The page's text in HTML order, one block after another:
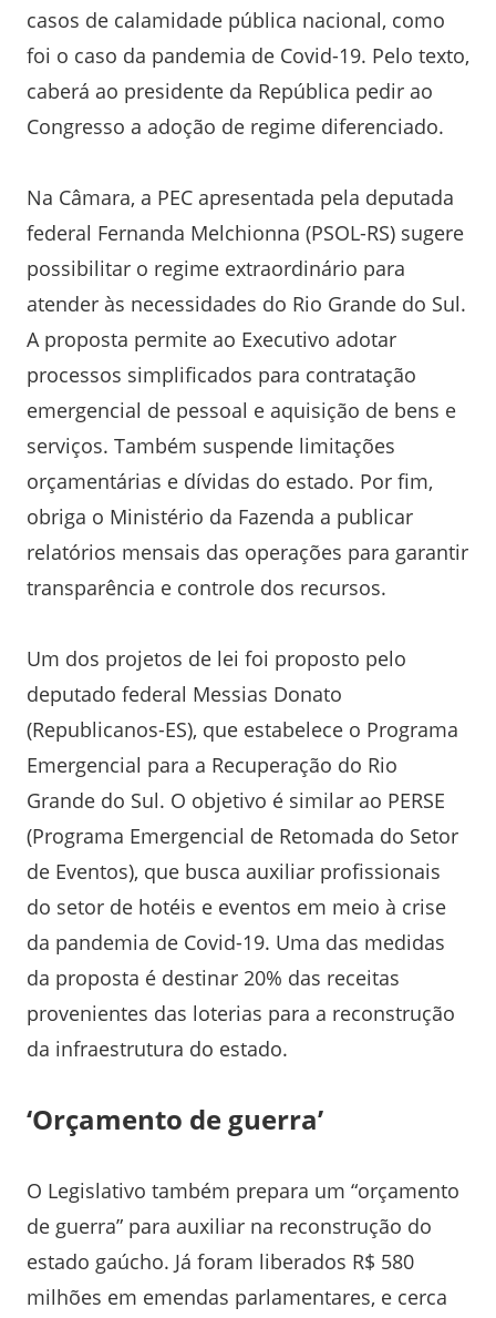
casos de calamidade pública nacional, como
foi o caso da pandemia de Covid-19. Pelo texto,
caberá ao presidente da República pedir ao
Congresso a adoção de regime diferenciado.
Na Câmara, a PEC apresentada pela deputada
federal Fernanda Melchionna (PSOL-RS) sugere
possibilitar o regime extraordinário para
atender às necessidades do Rio Grande do Sul.
A proposta permite ao Executivo adotar
processos simplificados para contratação
emergencial de pessoal e aquisição de bens e
serviços. Também suspende limitações
orçamentárias e dívidas do estado. Por fim,
obriga o Ministério da Fazenda a publicar
relatórios mensais das operações para garantir
transparência e controle dos recursos.
Um dos projetos de lei foi proposto pelo
deputado federal Messias Donato
(Republicanos-ES), que estabelece o Programa
Emergencial para a Recuperação do Rio
Grande do Sul. O objetivo é similar ao PERSE
(Programa Emergencial de Retomada do Setor
de Eventos), que busca auxiliar profissionais
do setor de hotéis e eventos em meio à crise
da pandemia de Covid-19. Uma das medidas
da proposta é destinar 20% das receitas
provenientes das loterias para a reconstrução
da infraestrutura do estado.
‘Orçamento de guerra’
O Legislativo também prepara um “orçamento
de guerra” para auxiliar na reconstrução do
estado gaúcho. Já foram liberados R$ 580
milhões em emendas parlamentares, e cerca